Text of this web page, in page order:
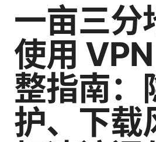
一亩三分
使用
整指南：
护、下载